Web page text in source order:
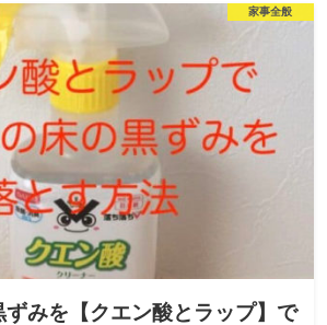
家事全般
ずみを【クエン酸とラップ】で